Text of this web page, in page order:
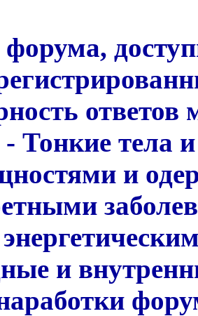
Тонкие тела
и
и